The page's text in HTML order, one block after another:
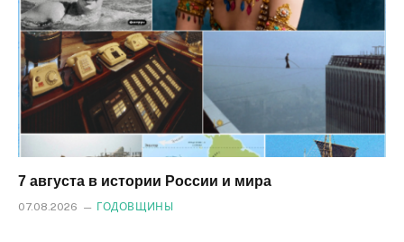
7 августа в истории России и мира
07.08.2026 ГОДОВЩИНЫ